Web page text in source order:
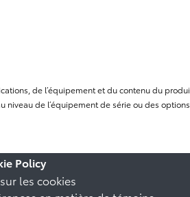
de l’équipement et du contenu du
de l’équipement de série ou des
Policy
les cookies